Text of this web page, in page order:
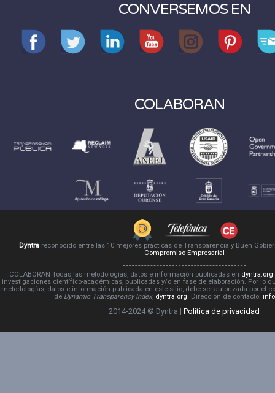
CONVERSEMOS EN
COLABORAN
Dyntrareconocido entre las 10 mejores prácticas de Transparencia y Buen
Compromiso Empresarial
COLABORAN Todas las metodologías, datos e información publicadas en dyntra.org
investigaciones científico-académicas, publicadas y/o en fase de elaboración. Por lo
metodologías, datos e información publicada en este sitio, debe ser autorizada por el
de Dynamic Transparency Index, dyntra.org. Dirección de contacto:
2014-2024 © Dyntra | Política de privacidad